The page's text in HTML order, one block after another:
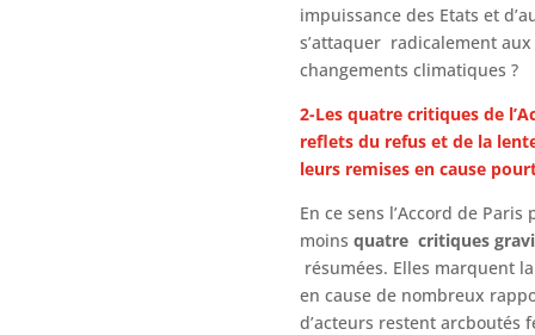
impuissance des Etats et
s’attaquer radicalement aux
changements climatiques ?
2-Les quatre critiques de
reflets du refus et de la
leurs remises en cause
En ce sens l’Accord de Paris
moins quatre critiques
résumées. Elles marquent
en cause de nombreux
d’acteurs restent arcboutés